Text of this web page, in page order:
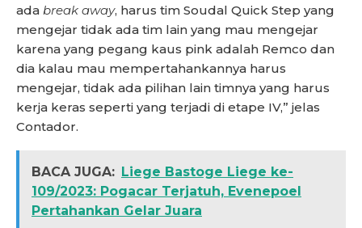
ada break away, harus tim Soudal Quick Step yang
mengejar tidak ada tim lain yang mau mengejar
karena yang pegang kaus pink adalah Remco dan
dia kalau mau mempertahankannya harus
mengejar, tidak ada pilihan lain timnya yang harus
kerja keras seperti yang terjadi di etape IV,” jelas
Contador.
BACA JUGA: Liege Bastoge Liege ke-
109/2023: Pogacar Terjatuh, Evenepoel
Pertahankan Gelar Juara